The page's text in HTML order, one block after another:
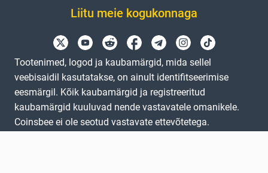
Liitu meie kogukonnaga
Tootenimed, logod ja kaubamärgid, mida sellel
veebisaidil kasutatakse, on ainult identifitseerimise
eesmärgil. Kõik kaubamärgid ja registreeritud
kaubamärgid kuuluvad nende vastavatele omanikele.
Coinsbee ei ole seotud vastavate ettevõtetega.